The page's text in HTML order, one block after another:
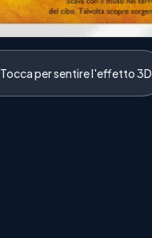
Tocca per sentire l'effetto 3D